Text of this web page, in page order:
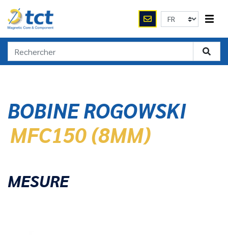
BOBINE ROGOWSKI
MFC150 (8MM)
MESURE